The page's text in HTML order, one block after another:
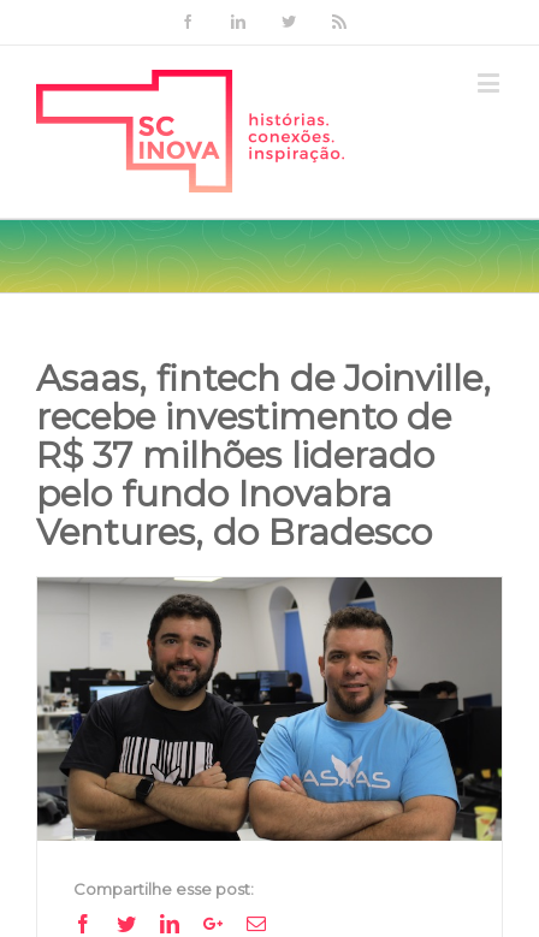
FacebookLinkedinTwitter
Asaas, fintech de Joinville,
recebe investimento de
R$ 37 milhões liderado
pelo fundo Inovabra
Ventures, do Bradesco
View
Compartilhe esse post:
Facebook
TwitterLinkedinGoogle+Email